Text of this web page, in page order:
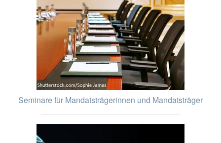
Seminare für Mandatsträgerinnen und Mandatsträger